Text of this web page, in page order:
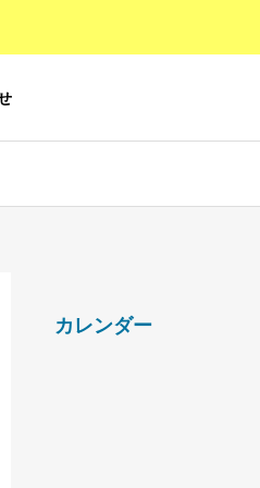
カレンダー